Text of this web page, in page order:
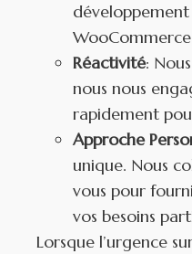
Réactivité:
nous nous
rapidement
Approche
unique. Nous
vous pour
vos besoins
Lorsque l’urgence